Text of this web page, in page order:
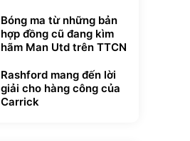
Bóng ma từ những bản
hợp đồng cũ đang kìm
hãm Man Utd trên TTCN
Rashford mang đến lời
giải cho hàng công của
Carrick